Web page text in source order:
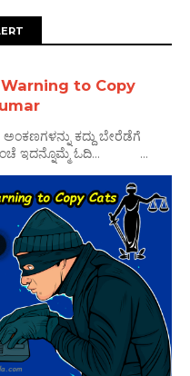
Warning to Copy
ಕದ್ದು ಬೇರೆಡೆಗೆ
ಇದನ್ನೊಮ್ಮೆ ಓದಿ... ...